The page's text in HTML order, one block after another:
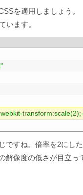
を適用しましょう。
います。
ですね。倍率を2にし
解像度の低さが目立